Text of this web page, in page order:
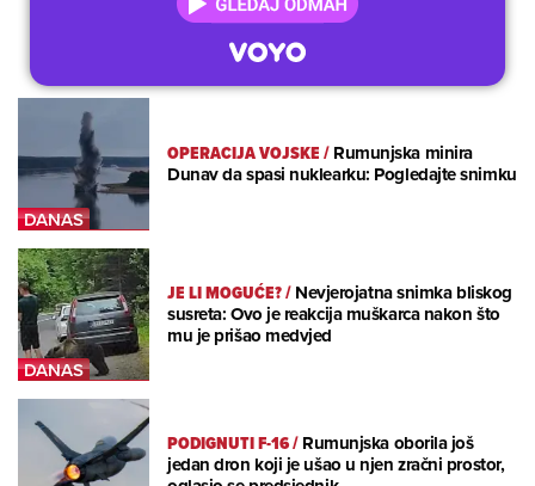
OPERACIJA VOJSKE/Rumunjska minira
Dunav da spasi nuklearku: Pogledajte snimku
JE LI MOGUĆE?/Nevjerojatna snimka bliskog
susreta: Ovo je reakcija muškarca nakon što
mu je prišao medvjed
PODIGNUTI F-16/Rumunjska oborila još
jedan dron koji je ušao u njen zračni prostor,